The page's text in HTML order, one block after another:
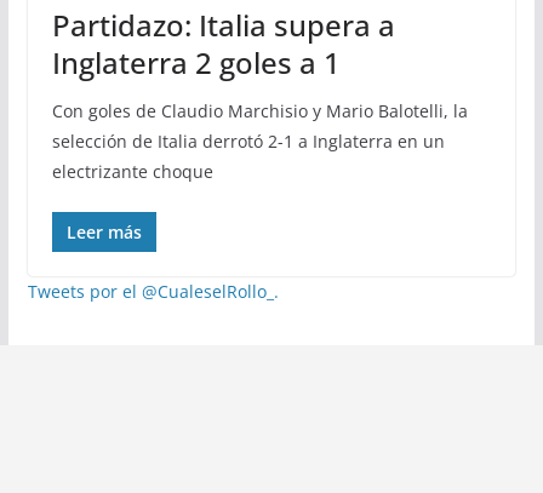
Partidazo: Italia supera a
Inglaterra 2 goles a 1
Con goles de Claudio Marchisio y Mario Balotelli, la
selección de Italia derrotó 2-1 a Inglaterra en un
electrizante choque
Leer más
Tweets por el @CualeselRollo_.